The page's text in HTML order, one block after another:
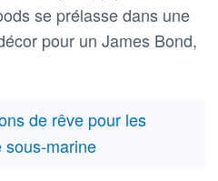
se prélasse dans une
pour un James Bond,
de rêve pour les
sous-marine